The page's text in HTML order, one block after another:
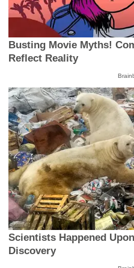
Busting Movie Myths!
Reflect Reality
Scientists Happened
Discovery